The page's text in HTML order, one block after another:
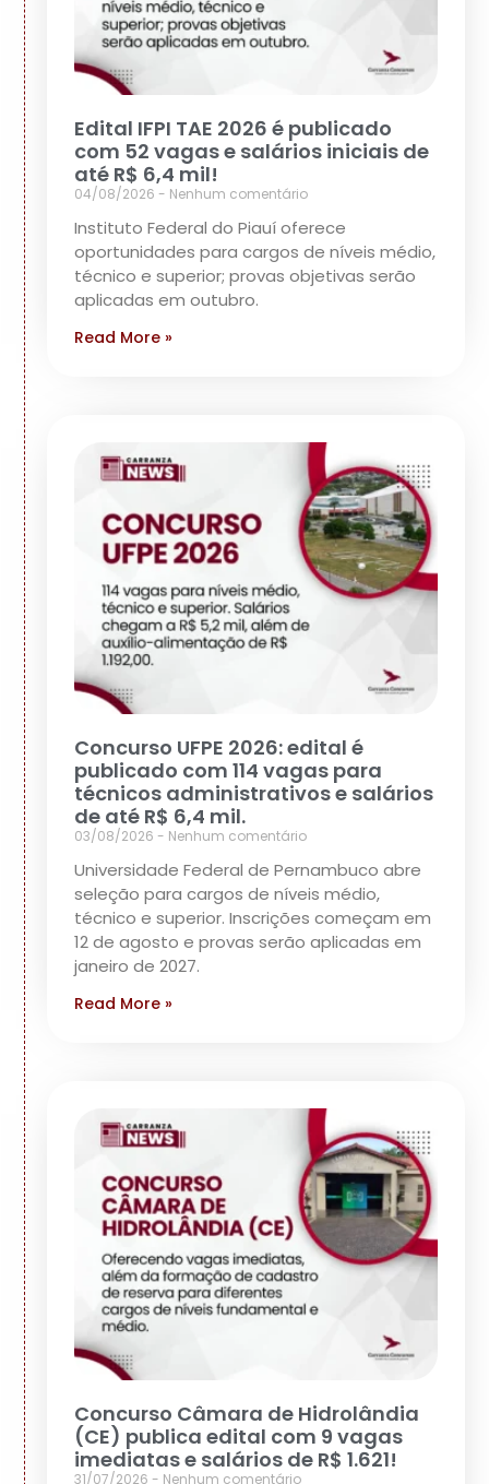
Edital IFPI TAE 2026 é publicado
com 52 vagas e salários iniciais de
até R$ 6,4 mil!
04/08/2026 Nenhum comentário
Instituto Federal do Piauí oferece
oportunidades para cargos de níveis médio,
técnico e superior; provas objetivas serão
aplicadas em outubro.
Read More »
Concurso UFPE 2026: edital é
publicado com 114 vagas para
técnicos administrativos e salários
de até R$ 6,4 mil.
03/08/2026 Nenhum comentário
Universidade Federal de Pernambuco abre
seleção para cargos de níveis médio,
técnico e superior. Inscrições começam em
12 de agosto e provas serão aplicadas em
janeiro de 2027.
Read More »
Concurso Câmara de Hidrolândia
(CE) publica edital com 9 vagas
imediatas e salários de R$ 1.621!
31/07/2026 Nenhum comentário